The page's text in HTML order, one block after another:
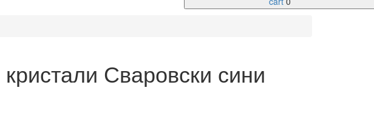
Сваровски сини